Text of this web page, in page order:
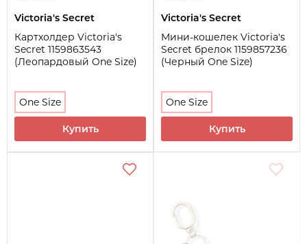
Victoria's Secret
Картхолдер Victoria's
Secret 1159863543
(Леопардовый One Size)
One Size
Купить
Victoria's Secret
Мини-кошелек Victoria's
Secret брелок 1159857236
(Черный One Size)
One Size
Купить